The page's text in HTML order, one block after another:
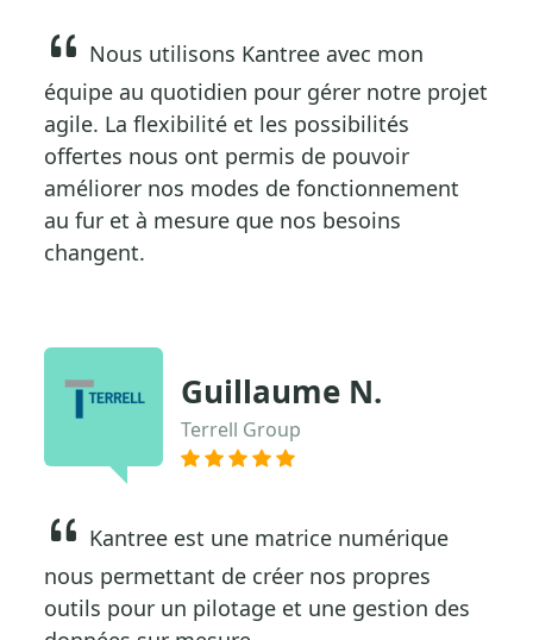
Nous utilisons Kantree avec mon
équipe au quotidien pour gérer notre projet
agile. La flexibilité et les possibilités
offertes nous ont permis de pouvoir
améliorer nos modes de fonctionnement
au fur et à mesure que nos besoins
changent.
Guillaume N.
Terrell Group
Kantree est une matrice numérique
nous permettant de créer nos propres
outils pour un pilotage et une gestion des